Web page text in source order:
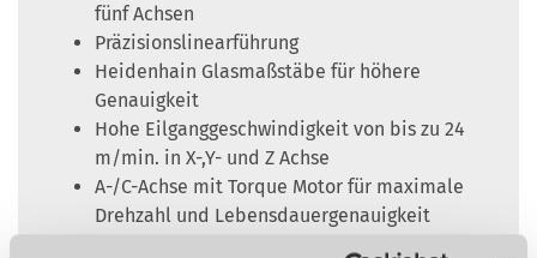
fünf Achsen
Präzisionslinearführung
Heidenhain Glasmaßstäbe für höhere
Genauigkeit
Hohe Eilganggeschwindigkeit von bis zu 24
m/min. in X-,Y- und Z Achse
A-/C-Achse mit Torque Motor für maximale
Drehzahl und Lebensdauergenauigkeit